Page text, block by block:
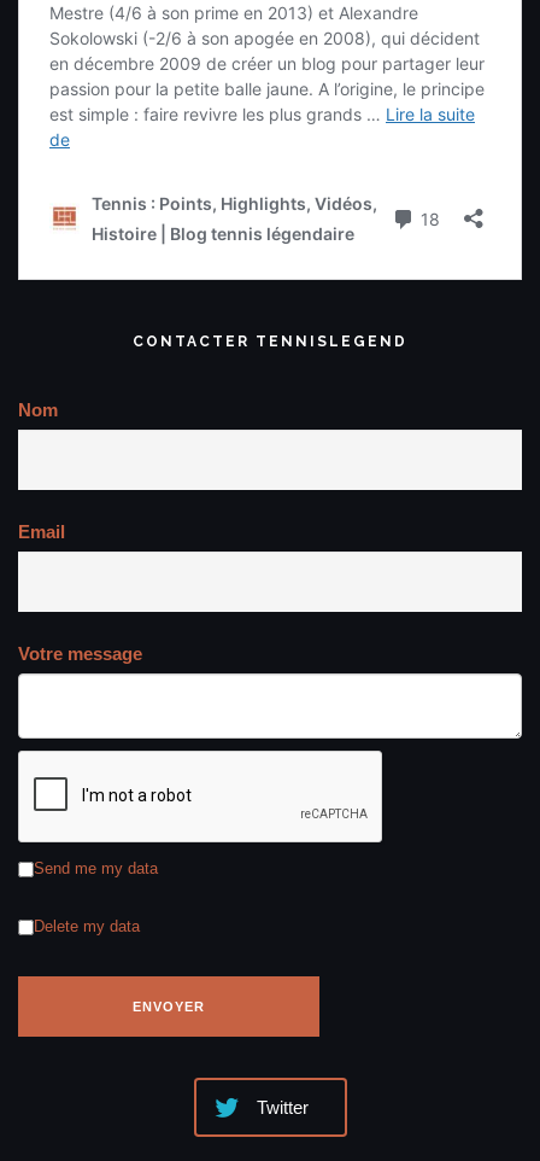
CONTACTER TENNISLEGEND
Nom
Email
Votre message
Send me my data
Delete my data
Twitter